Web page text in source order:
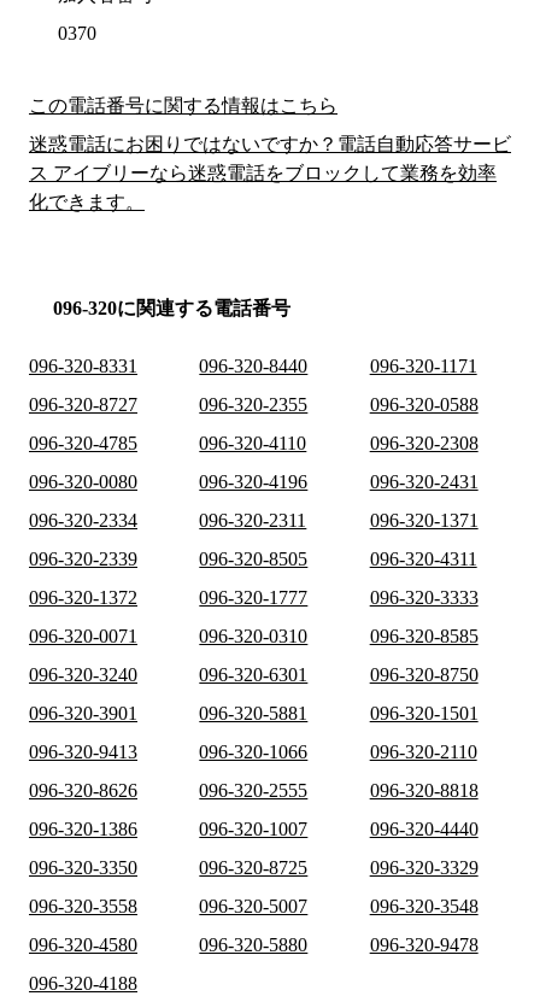
0370
この電話番号に関する情報はこちら
迷惑電話にお困りではないですか？電話自動応答サービ
ス アイブリーなら迷惑電話をブロックして業務を効率
化できます。
096-320に関連する電話番号
096-320-8331 096-320-8440
096-320-1171
096-320-8727
096-320-2355
096-320-0588
096-320-4785
096-320-4110
096-320-2308
096-320-0080
096-320-4196
096-320-2431
096-320-2334
096-320-2311
096-320-1371
096-320-2339
096-320-8505
096-320-4311
096-320-1372
096-320-1777
096-320-3333
096-320-0071
096-320-0310
096-320-8585
096-320-3240
096-320-6301
096-320-8750
096-320-3901
096-320-5881
096-320-1501
096-320-9413
096-320-1066
096-320-2110
096-320-8626
096-320-2555
096-320-8818
096-320-1386
096-320-1007
096-320-4440
096-320-3350
096-320-8725
096-320-3329
096-320-3558
096-320-5007
096-320-3548
096-320-4580
096-320-5880
096-320-9478
096-320-4188